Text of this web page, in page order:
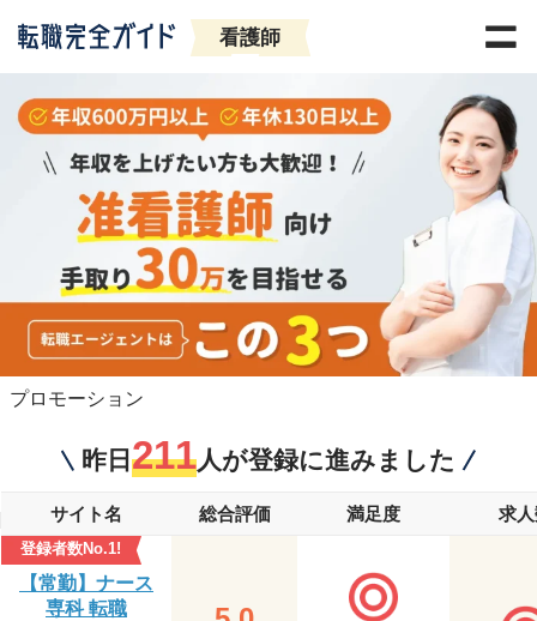
看護師
プロモーション
昨日 211人が登録に進みました
サイト名 総合評価 満足度 求
登録者数No.1!
【常勤】ナース
専科 転職